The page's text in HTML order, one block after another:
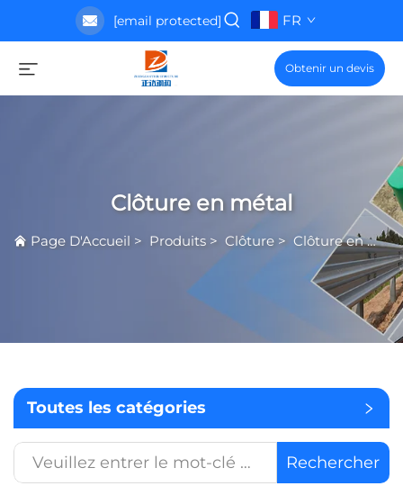
[email protected] FR
Obtenir un devis
Clôture en métal
Page D'Accueil > Produits > Clôture > Clôture en métal
Toutes les catégories
Rechercher